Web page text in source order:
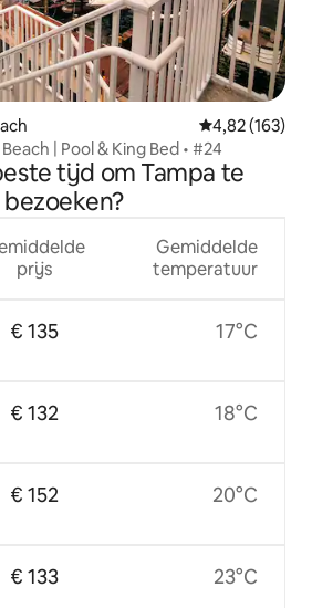
Gemiddelde
4,82 (163)
| Pool & King Bed • #24
tijd om Tampa te
bezoeken?
prijs
€ 135
€ 132
€ 152
€ 133
Gemiddelde
temperatuur
17°C
18°C
20°C
23°C